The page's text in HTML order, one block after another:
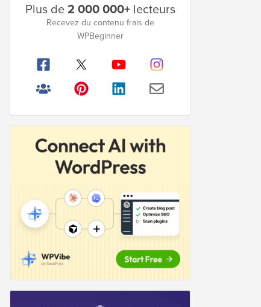
latérale
Plus de2 000 000+lecteurs
Recevez du contenu frais de
WPBeginner